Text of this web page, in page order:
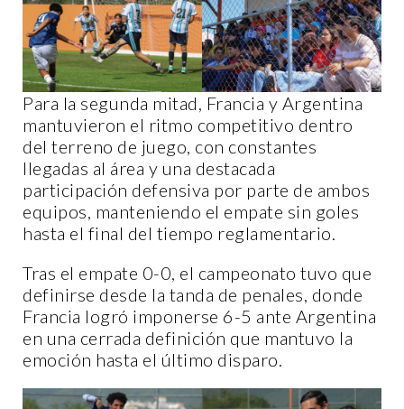
Para la segunda mitad, Francia y Argentina
mantuvieron el ritmo competitivo dentro
del terreno de juego, con constantes
llegadas al área y una destacada
participación defensiva por parte de ambos
equipos, manteniendo el empate sin goles
hasta el final del tiempo reglamentario.
Tras el empate 0-0, el campeonato tuvo que
definirse desde la tanda de penales, donde
Francia logró imponerse 6-5 ante Argentina
en una cerrada definición que mantuvo la
emoción hasta el último disparo.